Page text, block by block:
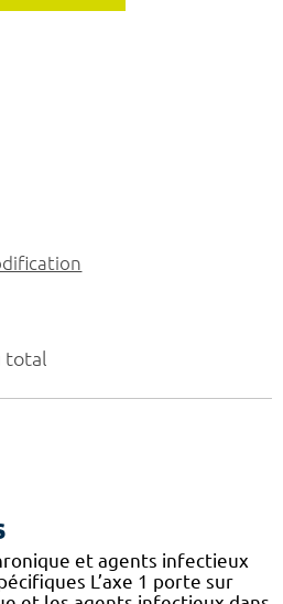
total
et agents infectieux
L’axe 1 porte sur